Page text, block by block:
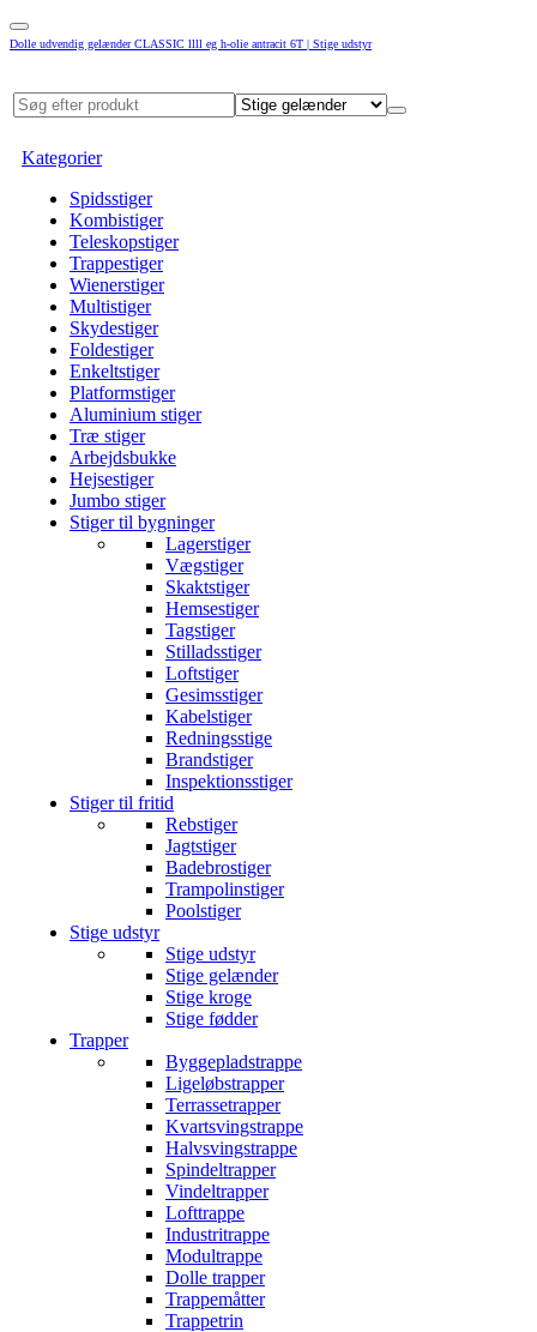
Dolle udvendig gelænder CLASSIC llll eg h-olie antracit 6T | Stige udstyr
Kategorier
Spidsstiger
Kombistiger
Teleskopstiger
Trappestiger
Wienerstiger
Multistiger
Skydestiger
Foldestiger
Enkeltstiger
Platformstiger
Aluminium stiger
Træ stiger
Arbejdsbukke
Hejsestiger
Jumbo stiger
Stiger til bygninger
Lagerstiger
Vægstiger
Skaktstiger
Hemsestiger
Tagstiger
Stilladsstiger
Loftstiger
Gesimsstiger
Kabelstiger
Redningsstige
Brandstiger
Inspektionsstiger
Stiger til fritid
Rebstiger
Jagtstiger
Badebrostiger
Trampolinstiger
Poolstiger
Stige udstyr
Stige udstyr
Stige gelænder
Stige kroge
Stige fødder
Trapper
Byggepladstrappe
Ligeløbstrapper
Terrassetrapper
Kvartsvingstrappe
Halvsvingstrappe
Spindeltrapper
Vindeltrapper
Lofttrappe
Industritrappe
Modultrappe
Dolle trapper
Trappemåtter
Trappetrin